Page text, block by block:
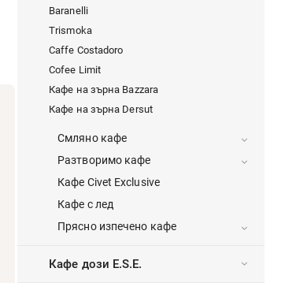
Baranelli
Trismoka
Caffe Costadoro
Cofee Limit
Кафе на зърна Bazzara
Кафе на зърна Dersut
Смляно кафе
Разтворимо кафе
Кафе Civet Exclusive
Кафе с лед
Прясно изпечено кафе
Кафе дози E.S.E.